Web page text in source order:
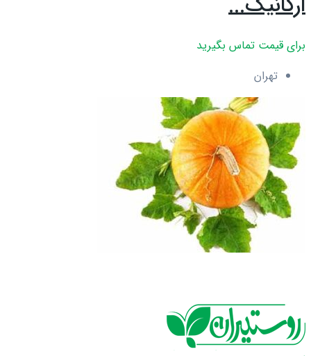
برای قیمت تماس بگیرید
تهران